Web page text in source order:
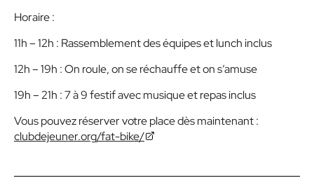
Horaire :
11h – 12h : Rassemblement des équipes et lunch inclus
12h – 19h :On roule, on se réchauffe et on s’amuse
19h – 21h :7 à 9 festif avec musique et repas inclus
Vous pouvez réserver votre place dès maintenant :
clubdejeuner.org/fat-bike/